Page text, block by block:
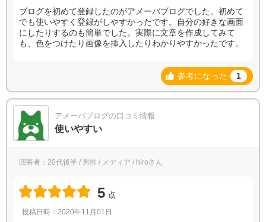
ブログを初めて登録したのがアメーバブログでした。初めて
でも使いやすく登録がしやすかったです。自分の好きな画面
にしたりするのも簡単でした。実際に文章を作成してみて
も、色をつけたり画像を挿入したりわかりやすかったです。
参考になった 1
アメーバブログの口コミ情報
使いやすい
回答者：20代後半 / 男性 / メディア / hiroさん
5 点
投稿日時：2020年11月01日